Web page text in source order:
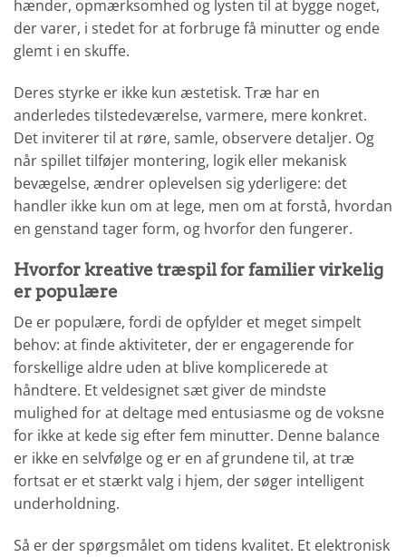
hænder, opmærksomhed og lysten til at bygge noget,
der varer, i stedet for at forbruge få minutter og ende
glemt i en skuffe.
Deres styrke er ikke kun æstetisk. Træ har en
anderledes tilstedeværelse, varmere, mere konkret.
Det inviterer til at røre, samle, observere detaljer. Og
når spillet tilføjer montering, logik eller mekanisk
bevægelse, ændrer oplevelsen sig yderligere: det
handler ikke kun om at lege, men om at forstå, hvordan
en genstand tager form, og hvorfor den fungerer.
Hvorfor kreative træspil for familier virkelig
er populære
De er populære, fordi de opfylder et meget simpelt
behov: at finde aktiviteter, der er engagerende for
forskellige aldre uden at blive komplicerede at
håndtere. Et veldesignet sæt giver de mindste
mulighed for at deltage med entusiasme og de voksne
for ikke at kede sig efter fem minutter. Denne balance
er ikke en selvfølge og er en af grundene til, at træ
fortsat er et stærkt valg i hjem, der søger intelligent
underholdning.
Så er der spørgsmålet om tidens kvalitet. Et elektronisk